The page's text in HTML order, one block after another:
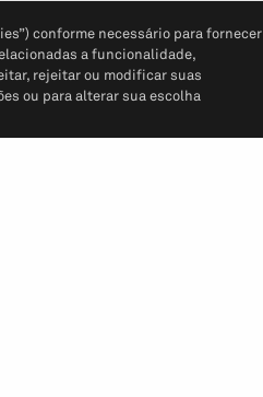
conforme necessário para fornecer
a funcionalidade,
rejeitar ou modificar suas
ou para alterar sua escolha